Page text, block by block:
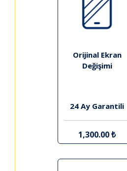
Orijinal Ekran
Değişimi
24 Ay Garantili
1,300.00 ₺